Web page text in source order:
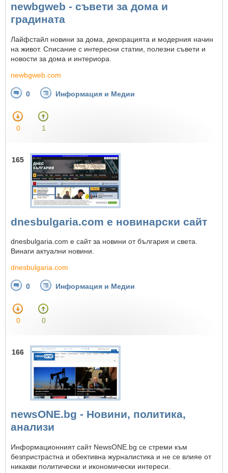
newbgweb - съвети за дома и
градината
Лайфстайл новини за дома, декорацията и модерния начин
на живот. Списание с интересни статии, полезни съвети и
новости за дома и интериора.
newbgweb.com
0 Информация и Медии
0 1
165
dnesbulgaria.com e новинарски сайт
dnesbulgaria.com е сайт за новини от българия и света.
Винаги актуални новини.
dnesbulgaria.com
0 Информация и Медии
0 0
166
newsONE.bg - Новини, политика,
анализи
Информационният сайт NewsONE.bg се стреми към
безпристрастна и обективна журналистика и не се влияе от
никакви политически и икономически интереси.